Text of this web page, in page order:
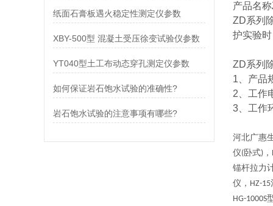
纸面石膏板遇火稳定性测定仪参数
XBY-500型 混凝土受压徐变试验仪参数
YT040型土工布动态穿孔测定仪参数
如何保证岩石饱水试验的准确性?
岩石饱水试验的注意事项有哪些?
产品名
ZD系列
护实验
ZD系列
1、产品
2、工作
3、工作
河北广惠
仪(卧式) ，
锚杆拉力
仪， HZ-15
HG-1000S